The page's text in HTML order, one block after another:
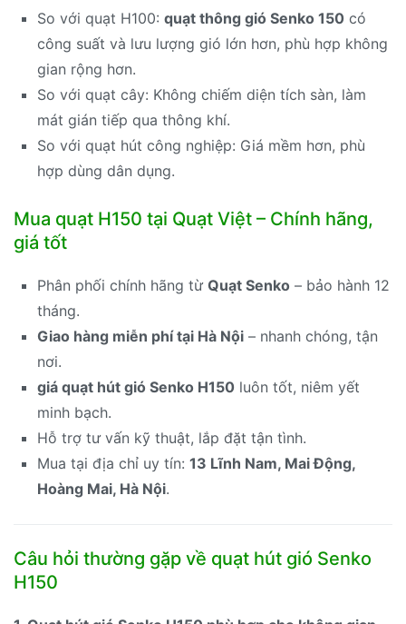
So với quạt H100: quạt thông gió Senko 150có
công suất và lưu lượng gió lớn hơn, phù hợp không
gian rộng hơn.
So với quạt cây: Không chiếm diện tích sàn, làm
mát gián tiếp qua thông khí.
So với quạt hút công nghiệp: Giá mềm hơn, phù
hợp dùng dân dụng.
Mua quạt H150 tại Quạt Việt – Chính hãng,
giá tốt
Phân phối chính hãng từ Quạt Senko– bảo hành 12
tháng.
Giao hàng miễn phí tại Hà Nội– nhanh chóng, tận
nơi.
giá quạt hút gió Senko H150luôn tốt, niêm yết
minh bạch.
Hỗ trợ tư vấn kỹ thuật, lắp đặt tận tình.
Mua tại địa chỉ uy tín: 13 Lĩnh Nam, Mai Động,
Hoàng Mai, Hà Nội.
Câu hỏi thường gặp về quạt hút gió Senko
H150